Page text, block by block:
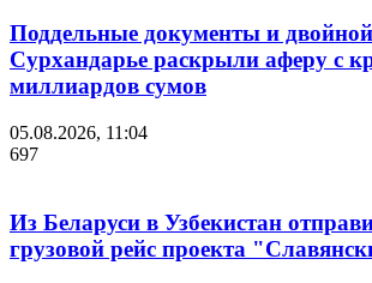
Поддельные документы и
Сурхандарье раскрыли аферу с
миллиардов сумов
05.08.2026, 11:04
697
Из Беларуси в Узбекистан
грузовой рейс проекта